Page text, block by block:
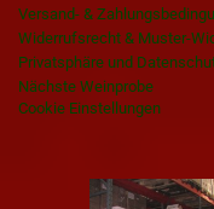
Versand- &
Widerrufsrecht & Muster-
Privatsphäre und
Nächste Weinprobe
Cookie Einstellungen